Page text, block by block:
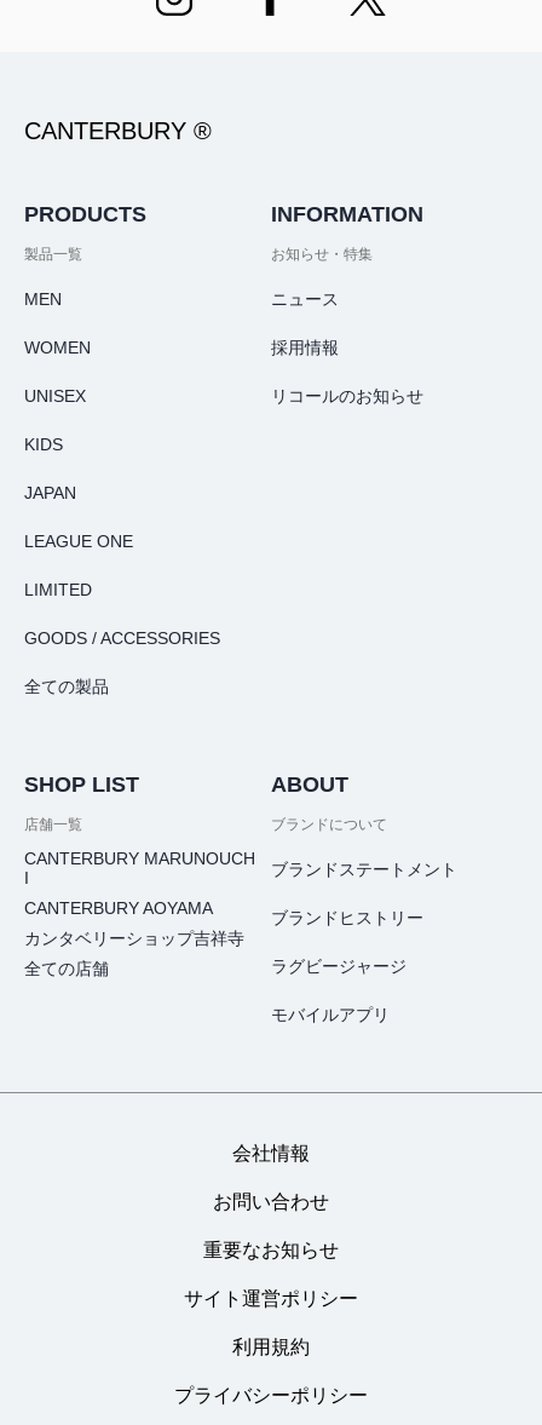
CANTERBURY ®
PRODUCTS
製品一覧
MEN
WOMEN
UNISEX
KIDS
JAPAN
LEAGUE ONE
LIMITED
GOODS / ACCESSORIES
全ての製品
INFORMATION
お知らせ・特集
ニュース
採用情報
リコールのお知らせ
SHOP LIST
店舗一覧
CANTERBURY MARUNOUCH
I
CANTERBURY AOYAMA
カンタベリーショップ吉祥寺
全ての店舗
ABOUT
ブランドについて
ブランドステートメント
ブランドヒストリー
ラグビージャージ
モバイルアプリ
会社情報
お問い合わせ
重要なお知らせ
サイト運営ポリシー
利用規約
プライバシーポリシー